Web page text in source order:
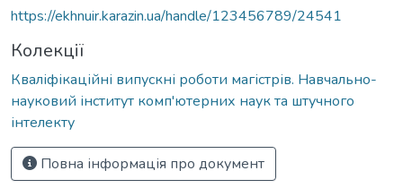
https://ekhnuir.karazin.ua/handle/123456789/24541
Колекції
Кваліфікаційні випускні роботи магістрів. Навчально-
науковий інститут комп'ютерних наук та штучного
інтелекту
Повна інформація про документ